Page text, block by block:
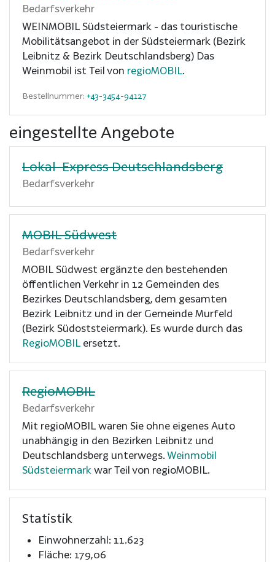
Bedarfsverkehr
WEINMOBIL Südsteiermark - das touristische
Mobilitätsangebot in der Südsteiermark (Bezirk
Leibnitz & Bezirk Deutschlandsberg) Das
Weinmobil ist Teil von regioMOBIL.
Bestellnummer: +43-3454-94127
eingestellte Angebote
Lokal-Express Deutschlandsberg
Bedarfsverkehr
MOBIL Südwest
Bedarfsverkehr
MOBIL Südwest ergänzte den bestehenden
öffentlichen Verkehr in 12 Gemeinden des
Bezirkes Deutschlandsberg, dem gesamten
Bezirk Leibnitz und in der Gemeinde Murfeld
(Bezirk Südoststeiermark). Es wurde durch das
RegioMOBIL ersetzt.
RegioMOBIL
Bedarfsverkehr
Mit regioMOBIL waren Sie ohne eigenes Auto
unabhängig in den Bezirken Leibnitz und
Deutschlandsberg unterwegs. Weinmobil
Südsteiermark war Teil von regioMOBIL.
Statistik
Einwohnerzahl: 11.623
Fläche: 179,06